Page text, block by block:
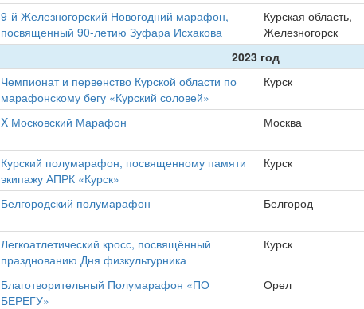
9-й Железногорский Новогодний марафон,
посвященный 90-летию Зуфара Исхакова
Курская область,
Железногорск
2023 год
Чемпионат и первенство Курской области по
марафонскому бегу «Курский соловей»
Курск
X Московский Марафон Москва
Курский полумарафон, посвященному памяти
экипажу АПРК «Курск»
Курск
Белгородский полумарафон Белгород
Легкоатлетический кросс, посвящённый
празднованию Дня физкультурника
Курск
Благотворительный Полумарафон «ПО
БЕРЕГУ»
Орел